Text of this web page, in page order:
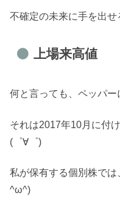
不確定の未来に手を出せ
上場来高値
何と言っても、ペッパー
それは2017年10月に付
(゜∀゜)
私が保有する個別株で
^ω^)